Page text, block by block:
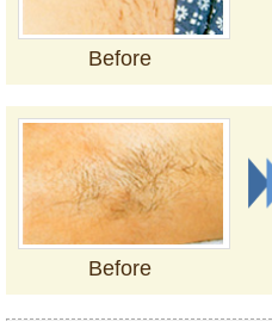
Before
Before